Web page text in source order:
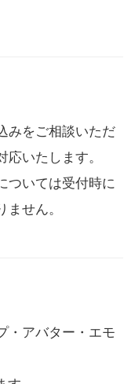
みをご相談いただ
いたします。
ついては受付時に
せん。
・アバター・エモ